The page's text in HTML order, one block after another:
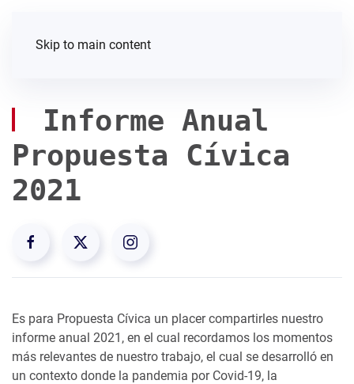
Skip to main content
Informe Anual
Propuesta Cívica
2021
Es para Propuesta Cívica un placer compartirles nuestro
informe anual 2021, en el cual recordamos los momentos
más relevantes de nuestro trabajo, el cual se desarrolló en
un contexto donde la pandemia por Covid-19, la